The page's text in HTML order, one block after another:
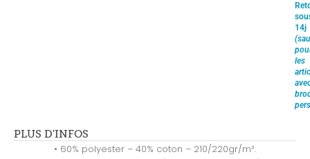
14j
les
PLUS D'INFOS
• 60% polyester – 40% coton – 210/220gr/m².